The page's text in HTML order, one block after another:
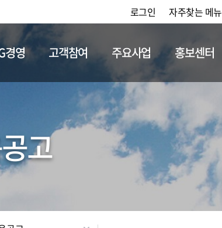
로그인 자주찾는 메뉴
채용정보
경영 고객참여 주요사업 홍보센터
고